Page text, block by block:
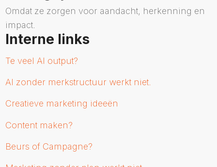
Omdat ze zorgen voor aandacht, herkenning en
impact.
Interne links
Te veel AI output?
AI zonder merkstructuur werkt niet.
Creatieve marketing ideeën
Content maken?
Beurs of Campagne?